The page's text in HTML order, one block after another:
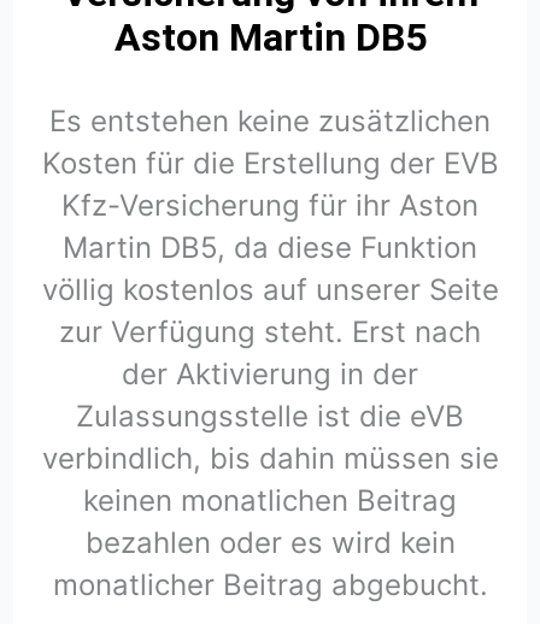
Aston Martin DB5
Es entstehen keine zusätzlichen
Kosten für die Erstellung der EVB
Kfz-Versicherung für ihr Aston
Martin DB5, da diese Funktion
völlig kostenlos auf unserer Seite
zur Verfügung steht. Erst nach
der Aktivierung in der
Zulassungsstelle ist die eVB
verbindlich, bis dahin müssen sie
keinen monatlichen Beitrag
bezahlen oder es wird kein
monatlicher Beitrag abgebucht.